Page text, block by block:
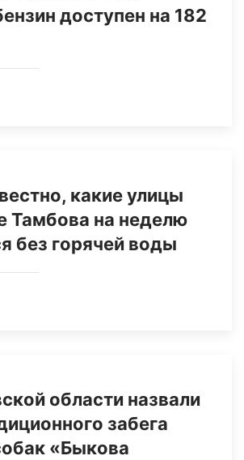
доступен на 182
какие улицы
Тамбова на неделю
без горячей воды
области назвали
забега
«Быкова